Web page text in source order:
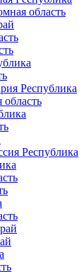
область
Республика
область
Республика